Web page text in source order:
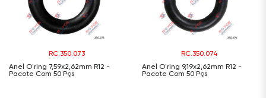
RC.350.073
Anel O'ring 7,59x2,62mm R12 -
Pacote Com 50 Pçs
RC.350.074
Anel O'ring 9,19x2,62mm R12 -
Pacote Com 50 Pçs